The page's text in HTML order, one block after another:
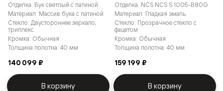
Отделка: Бук светлый с патиной
Материал: Массив бука с патиной
Стекло: Двустороннее зеркало,
триплекс
Кромка: Обычная
Толщина полотна: 40 мм
140 099 ₽
В корзину
Отделка: NCS NCS S 1005-B80G
Материал: Гладкая эмаль
Стекло: Прозрачное стекло с
фацетом
Кромка: Обычная
Толщина полотна: 40 мм
159 199 ₽
В корзину